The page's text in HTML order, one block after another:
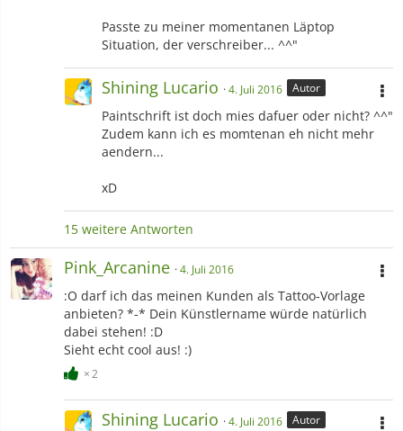
Passte zu meiner momentanen Läptop
Situation, der verschreiber... ^^"
Shining Lucario 4. Juli 2016 Autor
Paintschrift ist doch mies dafuer oder nicht? ^^"
Zudem kann ich es momtenan eh nicht mehr
aendern...
xD
15 weitere Antworten
Pink_Arcanine 4. Juli 2016
:O darf ich das meinen Kunden als Tattoo-Vorlage
anbieten? *-* Dein Künstlername würde natürlich
dabei stehen! :D
Sieht echt cool aus! :)
2
Shining Lucario 4. Juli 2016 Autor